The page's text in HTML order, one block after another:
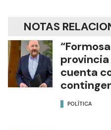
NOTAS
cuenta
POLÍTICA